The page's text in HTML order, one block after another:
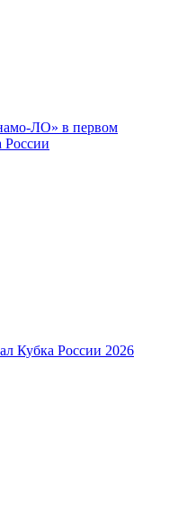
ЛО» в первом
России
Кубка России 2026